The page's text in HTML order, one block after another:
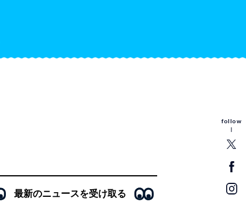
follow
最新のニュースを受け取る